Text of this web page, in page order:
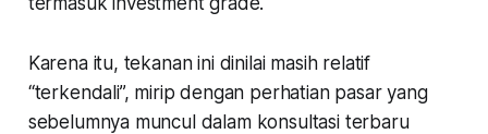
Karena itu, tekanan ini dinilai masih relatif
“terkendali”, mirip dengan perhatian pasar yang
sebelumnya muncul dalam konsultasi terbaru